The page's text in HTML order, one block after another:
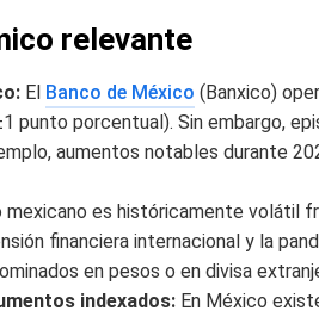
relevante
El Banco de México (Banxico)
punto porcentual). Sin embargo,
aumentos notables durante
mexicano es históricamente volátil
financiera internacional y la
en pesos o en divisa
indexados: En México